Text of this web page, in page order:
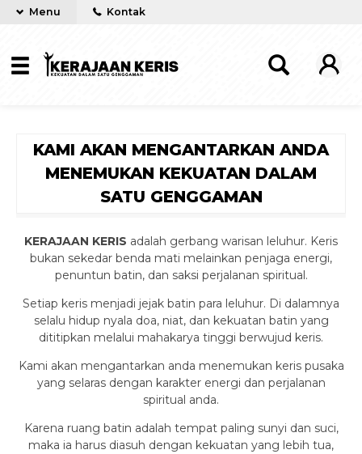
Menu Kontak
KAMI AKAN MENGANTARKAN ANDA
MENEMUKAN KEKUATAN DALAM
SATU GENGGAMAN
KERAJAAN KERIS adalah gerbang warisan leluhur. Keris
bukan sekedar benda mati melainkan penjaga energi,
penuntun batin, dan saksi perjalanan spiritual.
Setiap keris menjadi jejak batin para leluhur. Di dalamnya
selalu hidup nyala doa, niat, dan kekuatan batin yang
dititipkan melalui mahakarya tinggi berwujud keris.
Kami akan mengantarkan anda menemukan keris pusaka
yang selaras dengan karakter energi dan perjalanan
spiritual anda.
Karena ruang batin adalah tempat paling sunyi dan suci,
maka ia harus diasuh dengan kekuatan yang lebih tua,